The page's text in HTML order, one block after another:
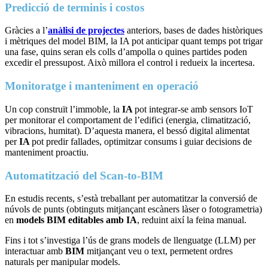
Predicció de terminis i costos
Gràcies a l’anàlisi de projectes anteriors, bases de dades històriques
i mètriques del model BIM, la IA pot anticipar quant temps pot trigar
una fase, quins seran els colls d’ampolla o quines partides poden
excedir el pressupost. Això millora el control i redueix la incertesa.
Monitoratge i manteniment en operació
Un cop construït l’immoble, la IA pot integrar-se amb sensors IoT
per monitorar el comportament de l’edifici (energia, climatització,
vibracions, humitat). D’aquesta manera, el bessó digital alimentat
per IA pot predir fallades, optimitzar consums i guiar decisions de
manteniment proactiu.
Automatització del Scan-to-BIM
En estudis recents, s’està treballant per automatitzar la conversió de
núvols de punts (obtinguts mitjançant escàners làser o fotogrametria)
en models BIM editables amb IA, reduint així la feina manual.
Fins i tot s’investiga l’ús de grans models de llenguatge (LLM) per
interactuar amb BIM mitjançant veu o text, permetent ordres
naturals per manipular models.